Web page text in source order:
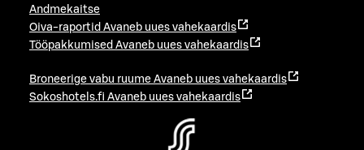
Andmekaitse
Oiva-raportid Avaneb uues vahekaardis
Tööpakkumised Avaneb uues vahekaardis
Broneerige vabu ruume Avaneb uues vahekaardis
Sokoshotels.fi Avaneb uues vahekaardis